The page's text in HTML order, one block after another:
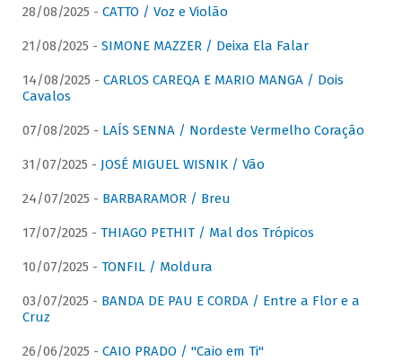
28/08/2025 - CATTO / Voz e Violão
21/08/2025 - SIMONE MAZZER / Deixa Ela Falar
14/08/2025 - CARLOS CAREQA E MARIO MANGA / Dois
Cavalos
07/08/2025 - LAÍS SENNA / Nordeste Vermelho Coração
31/07/2025 - JOSÉ MIGUEL WISNIK / Vão
24/07/2025 - BARBARAMOR / Breu
17/07/2025 - THIAGO PETHIT / Mal dos Trópicos
10/07/2025 - TONFIL / Moldura
03/07/2025 - BANDA DE PAU E CORDA / Entre a Flor e a
Cruz
26/06/2025 - CAIO PRADO / "Caio em Ti"